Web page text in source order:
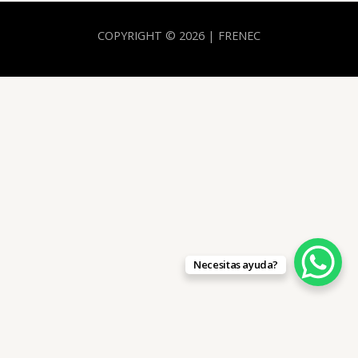
COPYRIGHT © 2026 | FRENEC
Necesitas ayuda?